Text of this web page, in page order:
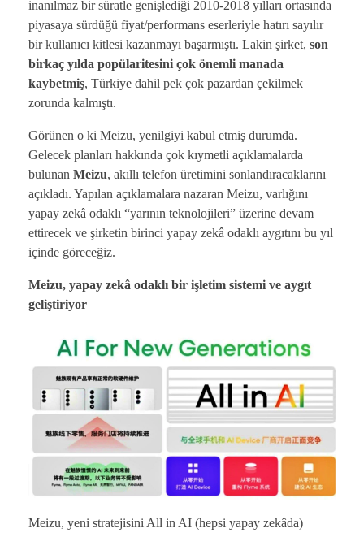
inanılmaz bir süratle genişlediği 2010-2018 yılları ortasında
piyasaya sürdüğü fiyat/performans eserleriyle hatırı sayılır
bir kullanıcı kitlesi kazanmayı başarmıştı. Lakin şirket, son
birkaç yılda popülaritesini çok önemli manada
kaybetmiş, Türkiye dahil pek çok pazardan çekilmek
zorunda kalmıştı.
Görünen o ki Meizu, yenilgiyi kabul etmiş durumda.
Gelecek planları hakkında çok kıymetli açıklamalarda
bulunan Meizu, akıllı telefon üretimini sonlandıracaklarını
açıkladı. Yapılan açıklamalara nazaran Meizu, varlığını
yapay zekâ odaklı “yarının teknolojileri” üzerine devam
ettirecek ve şirketin birinci yapay zekâ odaklı aygıtını bu yıl
içinde göreceğiz.
Meizu, yapay zekâ odaklı bir işletim sistemi ve aygıt
geliştiriyor
Meizu, yeni stratejisini All in AI (hepsi yapay zekâda)